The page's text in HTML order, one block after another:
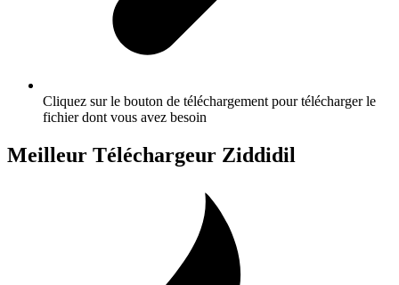
Cliquez sur le bouton de téléchargement pour télécharger le
fichier dont vous avez besoin
Meilleur Téléchargeur Ziddidil